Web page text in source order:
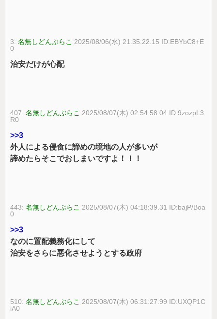
3:名無しどんぶらこ 2025/08/06(水) 21:35:22.15 ID:EBYbC8+E
0
治安だけが心配
407:名無しどんぶらこ 2025/08/07(木) 02:54:58.04 ID:9zozpL3
R0
>>3
外人による侵食に諦めの境地の人が多いが
諦めたらそこでおしまいですよ！！！
443:名無しどんぶらこ 2025/08/07(木) 04:18:39.31 ID:bajP/Boa
0
>>3
なのに置配義務化にして
治安をさらに悪化させようとする政府
510:名無しどんぶらこ 2025/08/07(木) 06:31:27.99 ID:UXQP1C
iA0